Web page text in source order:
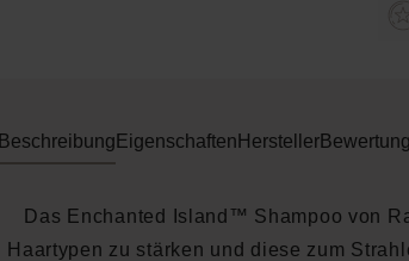
Beschreibung Eigenschaften Hersteller
Das Enchanted Island™ Shampoo von
Haartypen zu stärken und diese zum